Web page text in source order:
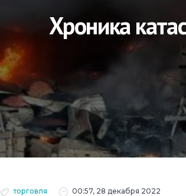
Хроника
00:57, 28 декабря 2022
торговля